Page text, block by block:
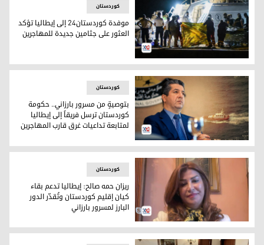
موفدة كوردستان24 إلى إيطاليا تؤكد العثور على جثامين جديدة للمهاجرين
کوردستان
موفدة كوردستان24 إلى إيطاليا تؤكد
العثور على جثامين جديدة للمهاجرين
بتوصيةٍ من مسرور بارزاني.. حكومة كوردستان ترسل فريقاً إلى
کوردستان
بتوصيةٍ من مسرور بارزاني.. حكومة
كوردستان ترسل فريقاً إلى إيطاليا
لمتابعة تداعيات غرق قارب المهاجرين
ممثلة حكومة إقليم كوردستان لدى إيطاليا ريزان حمه صالح
کوردستان
ريزان حمه صالح: إيطاليا تدعم بقاء
كيان إقليم كوردستان وتُقدّر الدور
البارز لمسرور بارزاني